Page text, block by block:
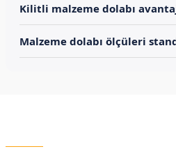
Kilitli malzeme dolabı
Malzeme dolabı ölçüleri